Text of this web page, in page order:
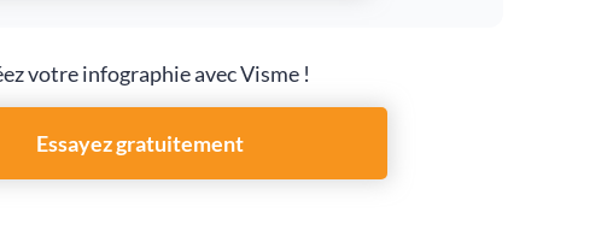
votre infographie avec Visme !
Essayez gratuitement